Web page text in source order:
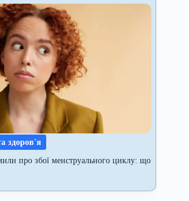
здоров'я
про збої менструального циклу: що